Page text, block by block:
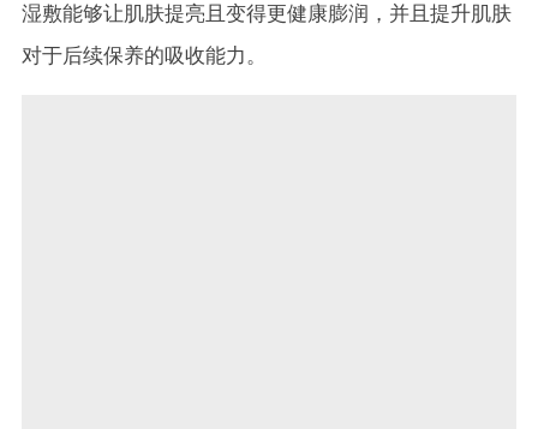
湿敷能够让肌肤提亮且变得更健康膨润，并且提升肌肤
对于后续保养的吸收能力。